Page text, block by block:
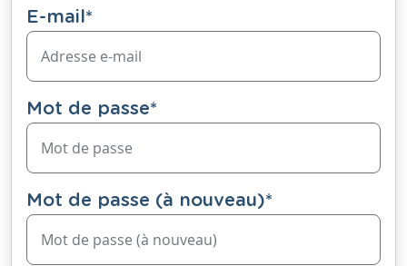
E-mail*
Mot de passe*
Mot de passe (à nouveau)*